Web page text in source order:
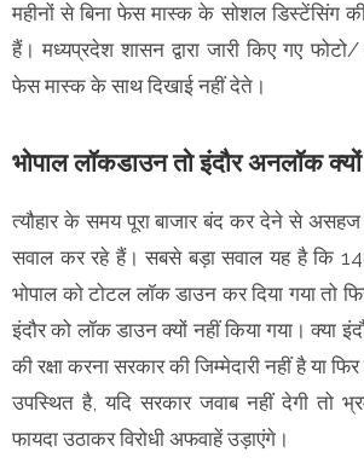
महीनों से बिना फेस मास्क के सोशल डिस्टेंसिंग
हैं। मध्यप्रदेश शासन द्वारा जारी किए गए फोटो/
फेस मास्क के साथ दिखाई नहीं देते।
भोपाल लॉकडाउन तो इंदौर अनलॉक क्यों
त्यौहार के समय पूरा बाजार बंद कर देने से
सवाल कर रहे हैं। सबसे बड़ा सवाल यह है कि
भोपाल को टोटल लॉक डाउन कर दिया गया तो
इंदौर को लॉक डाउन क्यों नहीं किया गया। क्या
की रक्षा करना सरकार की जिम्मेदारी नहीं है या
उपस्थित है, यदि सरकार जवाब नहीं देगी तो
फायदा उठाकर विरोधी अफवाहें उड़ाएंगे।